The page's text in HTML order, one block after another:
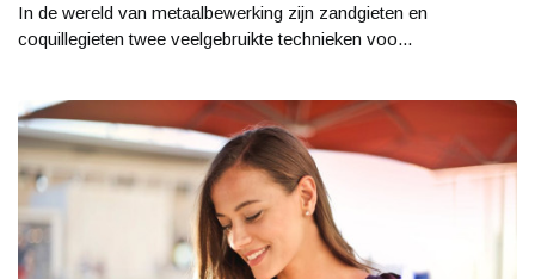
In de wereld van metaalbewerking zijn zandgieten en
coquillegieten twee veelgebruikte technieken voo...